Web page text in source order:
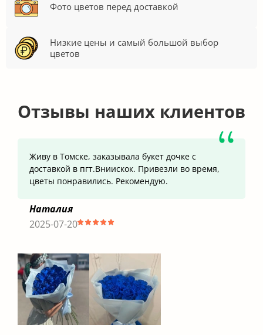
Фото цветов перед доставкой
Низкие цены и самый большой выбор
цветов
Отзывы наших клиентов
Живу в Томске, заказывала букет дочке с
доставкой в пгт.Вниискок. Привезли во время,
цветы понравились. Рекомендую.
Наталия
2025-07-20